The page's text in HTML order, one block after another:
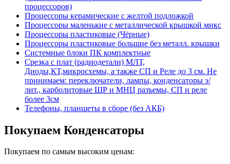
процессоров)
Процессоры керамические с желтой подложкой
Процессоры маленькие с металлической крышкой микс
Процессоры пластиковые (Чёрные)
Процессоры пластиковые большие без металл. крышки
Системные блоки ПК комплектные
Срезка с плат (радиодетали) МЛТ,
Диоды,КТ,микросхемы, а также СП и Реле до 3 см. Не
принимаем: переключатели, лампы, конденсаторы э/
лит., карболитовые ШР и МНЦ разъемы, СП и реле
более 3см
Телефоны, планшеты в сборе (без АКБ)
Покупаем Конденсаторы
Покупаем по самым высоким ценам: